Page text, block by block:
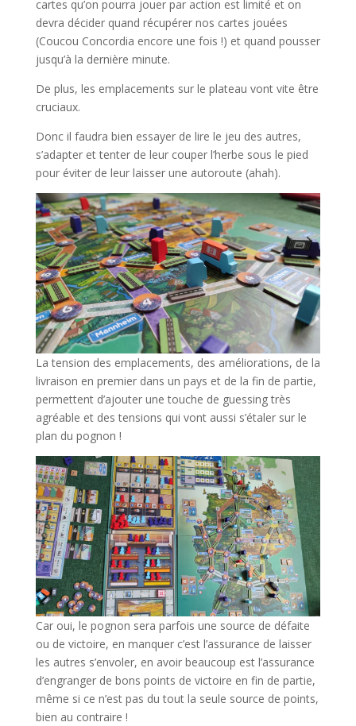
cartes qu’on pourra jouer par action est limité et on
devra décider quand récupérer nos cartes jouées
(Coucou Concordia encore une fois !) et quand pousser
jusqu’à la dernière minute.
De plus, les emplacements sur le plateau vont vite être
cruciaux.
Donc il faudra bien essayer de lire le jeu des autres,
s’adapter et tenter de leur couper l’herbe sous le pied
pour éviter de leur laisser une autoroute (ahah).
La tension des emplacements, des améliorations, de la
livraison en premier dans un pays et de la fin de partie,
permettent d’ajouter une touche de guessing très
agréable et des tensions qui vont aussi s’étaler sur le
plan du pognon !
Car oui, le pognon sera parfois une source de défaite
ou de victoire, en manquer c’est l’assurance de laisser
les autres s’envoler, en avoir beaucoup est l’assurance
d’engranger de bons points de victoire en fin de partie,
même si ce n’est pas du tout la seule source de points,
bien au contraire !